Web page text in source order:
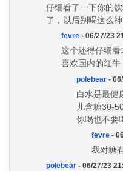
仔细看了一下你的
了，以后别喝这么
fevre - 06/27/23
这个还得仔细
喜欢国内的红
polebear -
白水是最健
儿含糖30-
你喝也不要
fevre -
我对糖
polebear - 06/27/23